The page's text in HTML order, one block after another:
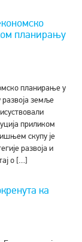
планирању
планирање у
земље
приликом
скупу је
развоја и
о […]
ка